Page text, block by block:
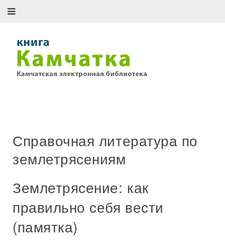
Справочная литература по
землетрясениям
Землетрясение: как
правильно себя вести
(памятка)